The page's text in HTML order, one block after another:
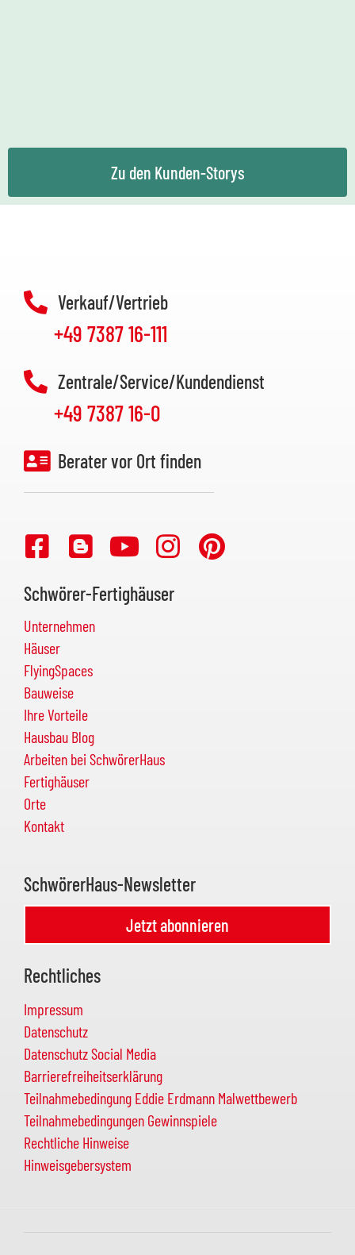
Zu den Kunden-Storys
Verkauf/Vertrieb
+49 7387 16-111
Zentrale/Service/Kundendienst
+49 7387 16-0
Berater vor Ort finden
Schwörer-Fertighäuser
Unternehmen
Häuser
FlyingSpaces
Bauweise
Ihre Vorteile
Hausbau Blog
Arbeiten bei SchwörerHaus
Fertighäuser
Orte
Kontakt
SchwörerHaus-Newsletter
Jetzt abonnieren
Rechtliches
Impressum
Datenschutz
Datenschutz Social Media
Barrierefreiheitserklärung
Teilnahmebedingung Eddie Erdmann Malwettbewerb
Teilnahmebedingungen Gewinnspiele
Rechtliche Hinweise
Hinweisgebersystem